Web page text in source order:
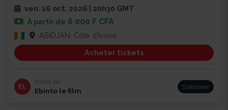
ven. 16 oct. 2026 | 20h30 GMT
À partir de 6 000 F CFA
ABIDJAN, Côte d'Ivoire
Acheter tickets
EL
Publié par
Ebinto le film S'abonner